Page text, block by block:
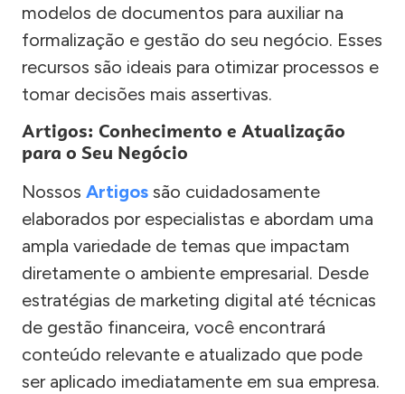
modelos de documentos para auxiliar na
formalização e gestão do seu negócio. Esses
recursos são ideais para otimizar processos e
tomar decisões mais assertivas.
Artigos: Conhecimento e Atualização
para o Seu Negócio
Nossos Artigos são cuidadosamente
elaborados por especialistas e abordam uma
ampla variedade de temas que impactam
diretamente o ambiente empresarial. Desde
estratégias de marketing digital até técnicas
de gestão financeira, você encontrará
conteúdo relevante e atualizado que pode
ser aplicado imediatamente em sua empresa.